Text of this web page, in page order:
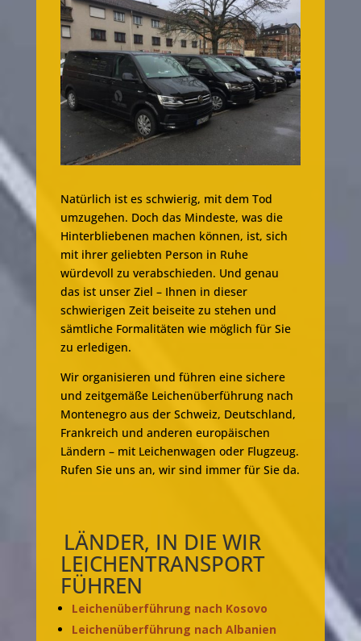
Natürlich ist es schwierig, mit dem Tod
umzugehen. Doch das Mindeste, was die
Hinterbliebenen machen können, ist, sich
mit ihrer geliebten Person in Ruhe
würdevoll zu verabschieden. Und genau
das ist unser Ziel – Ihnen in dieser
schwierigen Zeit beiseite zu stehen und
sämtliche Formalitäten wie möglich für Sie
zu erledigen.
Wir organisieren und führen eine sichere
und zeitgemäße Leichenüberführung nach
Montenegro aus der Schweiz, Deutschland,
Frankreich und anderen europäischen
Ländern – mit Leichenwagen oder Flugzeug.
Rufen Sie uns an, wir sind immer für Sie da.
LÄNDER, IN DIE WIR
LEICHENTRANSPORT
FÜHREN
Leichenüberführung nach Kosovo
Leichenüberführung nach Albanien